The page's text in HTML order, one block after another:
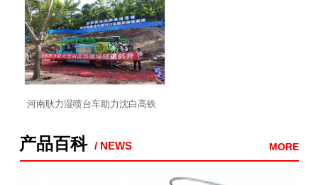
河南耿力湿喷台车助力沈白高铁
顺城隧道斜井建设
产品百科 / NEWS MORE